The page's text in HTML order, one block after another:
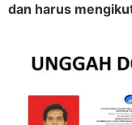
dan harus